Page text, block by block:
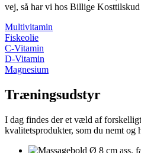
vej, så har vi hos Billige
Multivitamin
Fiskeolie
C-Vitamin
D-Vitamin
Magnesium
Træningsudstyr
I dag findes der et væld af
kvalitetsprodukter, som du nemt